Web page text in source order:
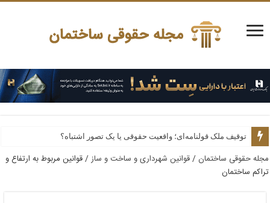
توقیف ملک قولنامه‌ای؛ واقعیت حقوقی یا یک تصور اشتباه؟
وکیل ملکی؛ چرا انتخاب یک متخصص در پرونده‌های ملکی می‌تواند از
مجله حقوقی ساختمان/قوانین شهرداری و ساخت و ساز/قوانین مربوط به ارتفاع و
تراکم ساختمان